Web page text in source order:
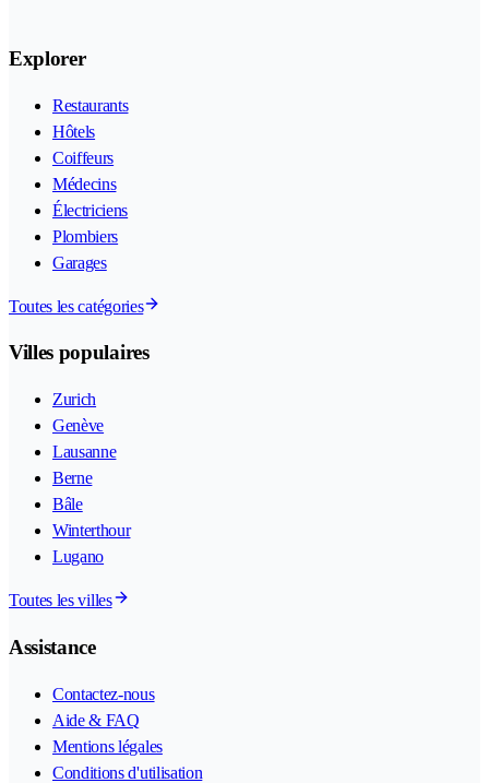
Explorer
Restaurants
Hôtels
Coiffeurs
Médecins
Électriciens
Plombiers
Garages
Toutes les catégories
Villes populaires
Zurich
Genève
Lausanne
Berne
Bâle
Winterthour
Lugano
Toutes les villes
Assistance
Contactez-nous
Aide & FAQ
Mentions légales
Conditions d'utilisation